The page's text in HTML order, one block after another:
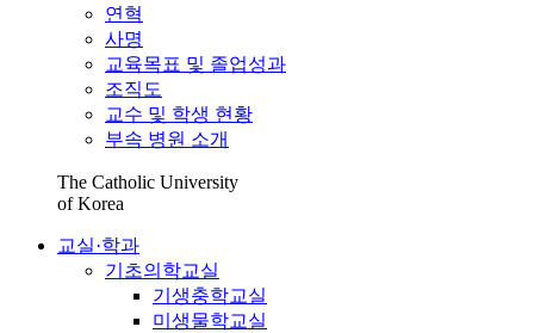
연혁
사명
교육목표 및 졸업성과
조직도
교수 및 학생 현황
부속 병원 소개
The Catholic University
of Korea
교실·학과
기초의학교실
기생충학교실
미생물학교실